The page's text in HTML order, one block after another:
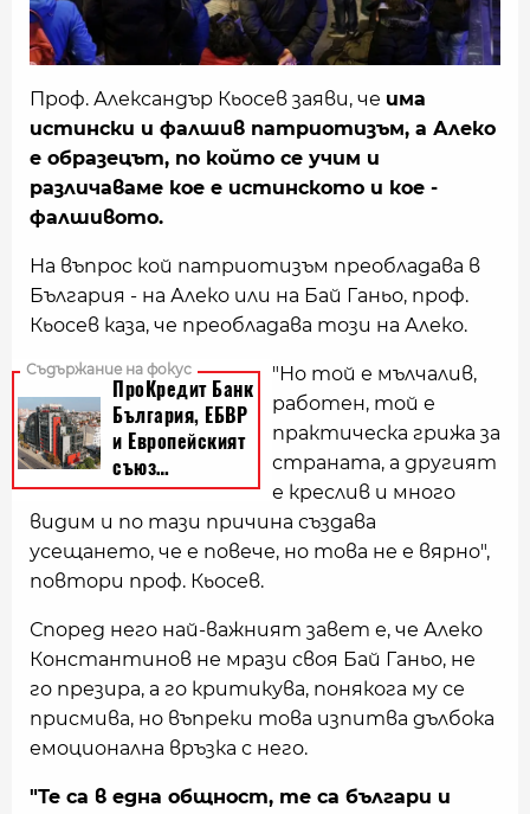
Проф. Александър Кьосев заяви, че има
истински и фалшив патриотизъм, а Алеко
е образецът, по който се учим и
различаваме кое е истинското и кое -
фалшивото.
На въпрос кой патриотизъм преобладава в
България - на Алеко или на Бай Ганьо, проф.
Кьосев каза, че преобладава този на Алеко.
"Но той е мълчалив,
работен, той е
практическа грижа за
страната, а другият
е креслив и много
видим и по тази причина създава
усещането, че е повече, но това не е вярно",
повтори проф. Кьосев.
Според него най-важният завет е, че Алеко
Константинов не мрази своя Бай Ганьо, не
го презира, а го критикува, понякога му се
присмива, но въпреки това изпитва дълбока
емоционална връзка с него.
"Те са в една общност, те са българи и